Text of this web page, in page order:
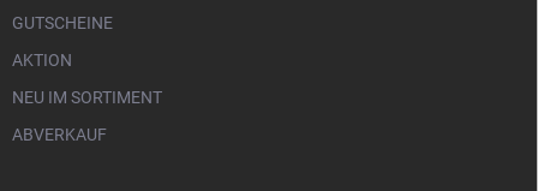
GUTSCHEINE
AKTION
NEU IM SORTIMENT
ABVERKAUF